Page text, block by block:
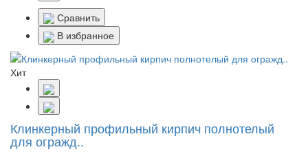
Сравнить
В избранное
Хит
Клинкерный профильный кирпич полнотелый
для огражд..